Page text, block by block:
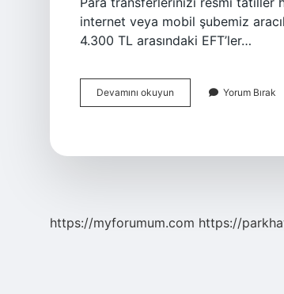
internet veya mobil şubemiz
4.300 TL arasındaki EFT’ler…
Devamını okuyun
Den
Yorum Bırak
https://myforumum.com https://